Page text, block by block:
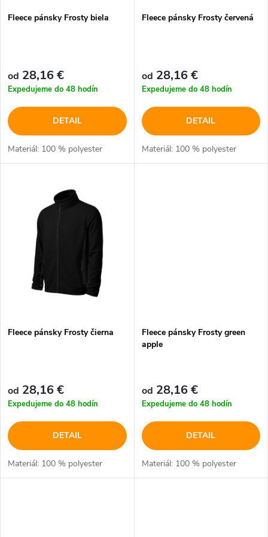
p
o
d
u
p
o
d
u
k
Fleece pánsky Frosty biela
od 28,16 €
Expedujeme do 48 hodín
DETAIL
Materiál: 100 % polyester
Fleece pánsky Frosty červená
od 28,16 €
Expedujeme do 48 hodín
DETAIL
Materiál: 100 % polyester
Fleece pánsky Frosty čierna
od 28,16 €
Expedujeme do 48 hodín
DETAIL
Materiál: 100 % polyester
Fleece pánsky Frosty green
apple
od 28,16 €
Expedujeme do 48 hodín
DETAIL
Materiál: 100 % polyester